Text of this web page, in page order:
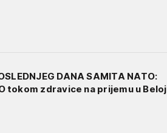
DANA SAMITA NATO:
tokom zdravice na prijemu u Beloj